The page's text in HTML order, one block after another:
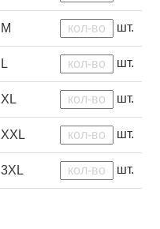
M шт.
L шт.
XL шт.
XXL шт.
3XL шт.